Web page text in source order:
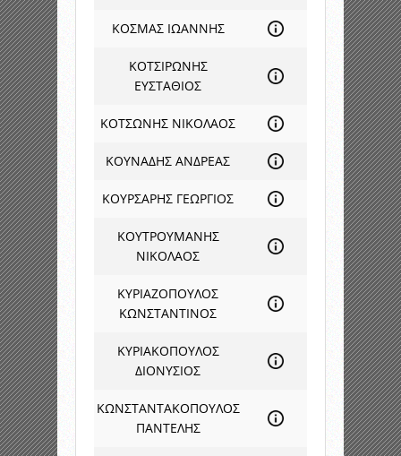
ΚΟΣΜΑΣ ΙΩΑΝΝΗΣ
ΚΟΤΣΙΡΩΝΗΣ
ΕΥΣΤΑΘΙΟΣ
ΚΟΤΣΩΝΗΣ ΝΙΚΟΛΑΟΣ
ΚΟΥΝΑΔΗΣ ΑΝΔΡΕΑΣ
ΚΟΥΡΣΑΡΗΣ ΓΕΩΡΓΙΟΣ
ΚΟΥΤΡΟΥΜΑΝΗΣ
ΝΙΚΟΛΑΟΣ
ΚΥΡΙΑΖΟΠΟΥΛΟΣ
ΚΩΝΣΤΑΝΤΙΝΟΣ
ΚΥΡΙΑΚΟΠΟΥΛΟΣ
ΔΙΟΝΥΣΙΟΣ
ΚΩΝΣΤΑΝΤΑΚΟΠΟΥΛΟΣ
ΠΑΝΤΕΛΗΣ